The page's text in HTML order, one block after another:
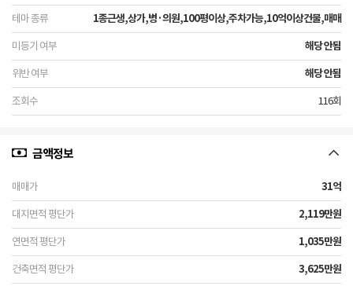
1종근생,상가,병·의원,100평이상,주차가능,10억이상건물,매매
해당 안됨
해당 안됨
116회
금액정보
31억
2,119만원
1,035만원
3,625만원